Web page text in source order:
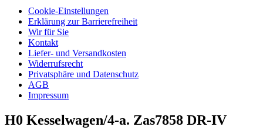
Cookie-Einstellungen
Erklärung zur Barrierefreiheit
Wir für Sie
Kontakt
Liefer- und Versandkosten
Widerrufsrecht
Privatsphäre und Datenschutz
AGB
Impressum
H0 Kesselwagen/4-a. Zas7858 DR-IV